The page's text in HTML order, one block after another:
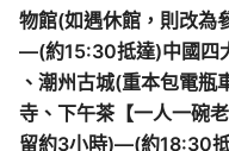
物館(如遇休館，則改為
—(約15:30抵達)中國四
、潮州古城(重本包電瓶
寺、下午茶【一人一碗
留約3小時)—(約18:30